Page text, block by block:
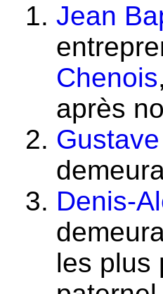
Jean
Chenois
après
Denis-
les plus